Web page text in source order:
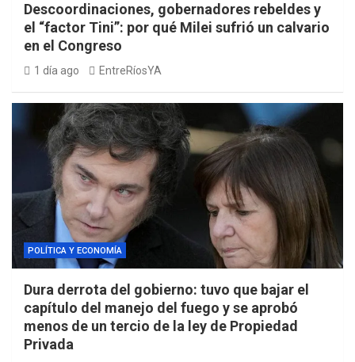
Descoordinaciones, gobernadores rebeldes y
el “factor Tini”: por qué Milei sufrió un calvario
en el Congreso
1 día ago EntreRíosYA
POLÍTICA Y ECONOMÍA
Dura derrota del gobierno: tuvo que bajar el
capítulo del manejo del fuego y se aprobó
menos de un tercio de la ley de Propiedad
Privada